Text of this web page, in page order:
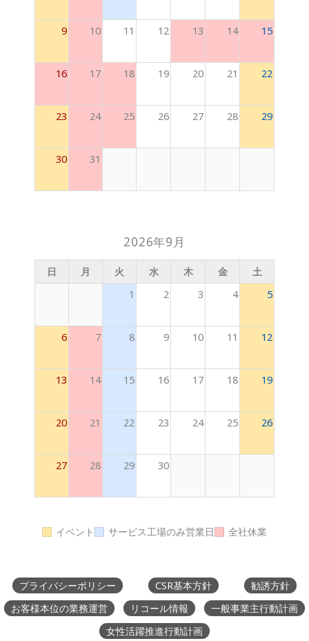
9 10 11 12 13 14 15
16 17 18 19 20 21 22
23 24 25 26 27 28 29
30 31
2026年9月
日 月 火 水 木 金 土
1 2 3 4 5
6 7 8 9 10 11 12
13 14 15 16 17 18 19
20 21 22 23 24 25 26
27 28 29 30
イベント サービス工場のみ営業日 全社休業
プライバシーポリシー CSR基本方針
勧誘方針
お客様本位の業務運営
リコール情報
一般事業主行動計画
女性活躍推進行動計画